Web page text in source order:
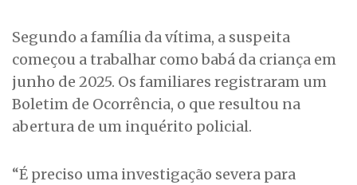
Segundo a família da vítima, a suspeita
começou a trabalhar como babá da criança em
junho de 2025. Os familiares registraram um
Boletim de Ocorrência, o que resultou na
abertura de um inquérito policial.
“É preciso uma investigação severa para